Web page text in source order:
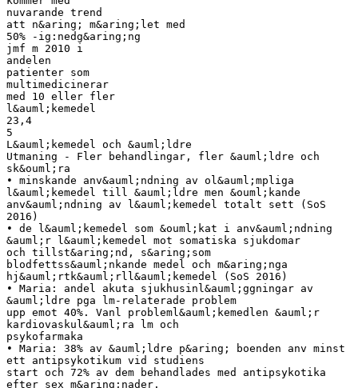
nuvarande trend
att n&aring; m&aring;let med
50% -ig:nedg&aring;ng
jmf m 2010 i
andelen
patienter som
multimedicinerar
med 10 eller fler
l&auml;kemedel
23,4
5
L&auml;kemedel och &auml;ldre
Utmaning - Fler behandlingar, fler &auml;ldre och
sk&ouml;ra
• minskande anv&auml;ndning av ol&auml;mpliga
l&auml;kemedel till &auml;ldre men &ouml;kande
anv&auml;ndning av l&auml;kemedel totalt sett (SoS
2016)
• de l&auml;kemedel som &ouml;kat i anv&auml;ndning
&auml;r l&auml;kemedel mot somatiska sjukdomar
och tillst&aring;nd, s&aring;som
blodfettss&auml;nkande medel och m&aring;nga
hj&auml;rtk&auml;rll&auml;kemedel (SoS 2016)
• Maria: andel akuta sjukhusinl&auml;ggningar av
&auml;ldre pga lm-relaterade problem
upp emot 40%. Vanl probleml&auml;kemedlen &auml;r
kardiovaskul&auml;ra lm och
psykofarmaka
• Maria: 38% av &auml;ldre p&aring; boenden anv minst
ett antipsykotikum vid studiens
start och 72% av dem behandlades med antipsykotika
efter sex m&aring;nader.